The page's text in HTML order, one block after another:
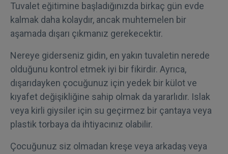
Tuvalet eğitimine başladığınızda birkaç gün evde
kalmak daha kolaydır, ancak muhtemelen bir
aşamada dışarı çıkmanız gerekecektir.
Nereye giderseniz gidin, en yakın tuvaletin nerede
olduğunu kontrol etmek iyi bir fikirdir. Ayrıca,
dışarıdayken çocuğunuz için yedek bir külot ve
kıyafet değişikliğine sahip olmak da yararlıdır. Islak
veya kirli giysiler için su geçirmez bir çantaya veya
plastik torbaya da ihtiyacınız olabilir.
Çocuğunuz siz olmadan kreşe veya arkadaş veya